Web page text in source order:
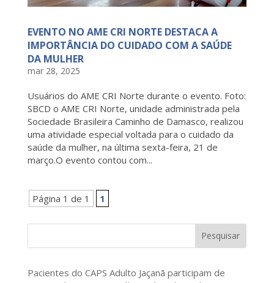
EVENTO NO AME CRI NORTE DESTACA A
IMPORTÂNCIA DO CUIDADO COM A SAÚDE
DA MULHER
mar 28, 2025
Usuários do AME CRI Norte durante o evento. Foto:
SBCD o AME CRI Norte, unidade administrada pela
Sociedade Brasileira Caminho de Damasco, realizou
uma atividade especial voltada para o cuidado da
saúde da mulher, na última sexta-feira, 21 de
março.O evento contou com...
Página 1 de 1 1
Pesquisar
Pacientes do CAPS Adulto Jaçanã participam de